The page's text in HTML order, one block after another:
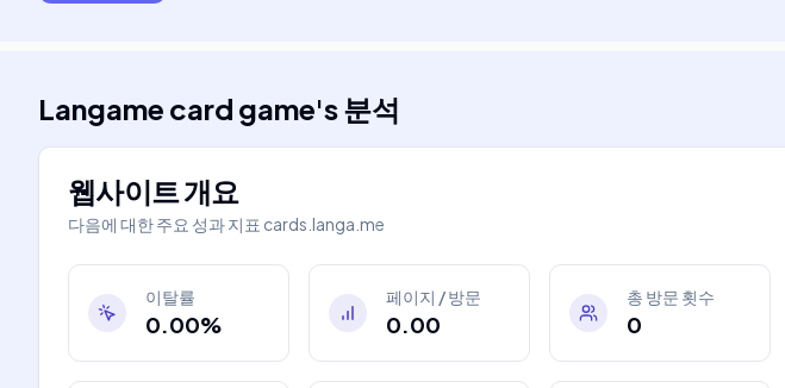
Langame card game's분석
웹사이트 개요
다음에 대한 주요 성과 지표 cards.langa.me
이탈률
0.00%
페이지 / 방문
0.00
총 방문 횟수
0